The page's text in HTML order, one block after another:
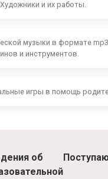
и их работы.
музыки в формате
и инструментов.
игры в помощь
об